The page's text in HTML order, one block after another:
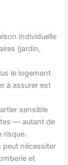
individuelle
(jardin,
le logement
à assurer est
sensible
— autant de
risque.
peut nécessiter
et